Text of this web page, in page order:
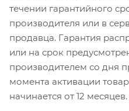
течении гарантийного
производителя или в
продавца. Гарантия
или на срок
производителем со дня
момента активации
начинается от 12 месяцев.